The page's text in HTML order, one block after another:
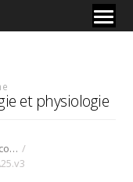
et physiologie
Programmes de pharmacologie /